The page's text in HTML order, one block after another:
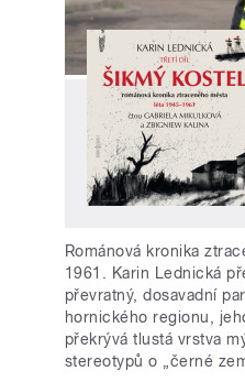
Románová kronika
1961. Karin Lednická
převratný, dosavadní
hornického regionu,
překrývá tlustá vrstva
stereotypů o „černé